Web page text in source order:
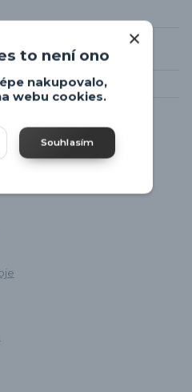
stropu 18cm
to není ono
nakupovalo,
webu cookies.
Souhlasím